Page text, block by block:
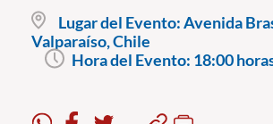
Postgrado
Formación Continua
Lugar del Evento:Avenida
Valparaíso, Chile
Hora del Evento: 18:00